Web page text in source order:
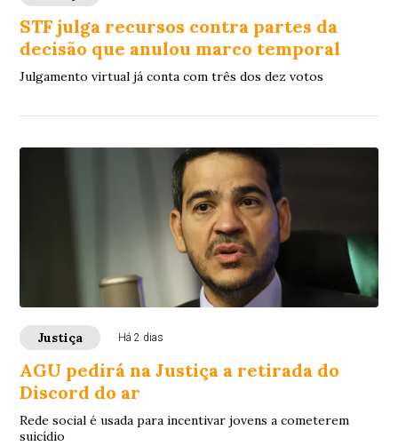
STF julga recursos contra partes da
decisão que anulou marco temporal
Julgamento virtual já conta com três dos dez votos
Justiça Há 2 dias
AGU pedirá na Justiça a retirada do
Discord do ar
Rede social é usada para incentivar jovens a cometerem
suicídio